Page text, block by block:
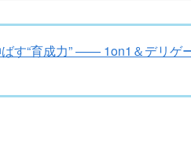
ばす“育成力” —— 1on1＆デリゲ